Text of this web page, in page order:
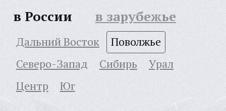
в России в зарубежье
Дальний Восток
Поволжье
Северо-Запад
Сибирь
Урал
Центр
Юг